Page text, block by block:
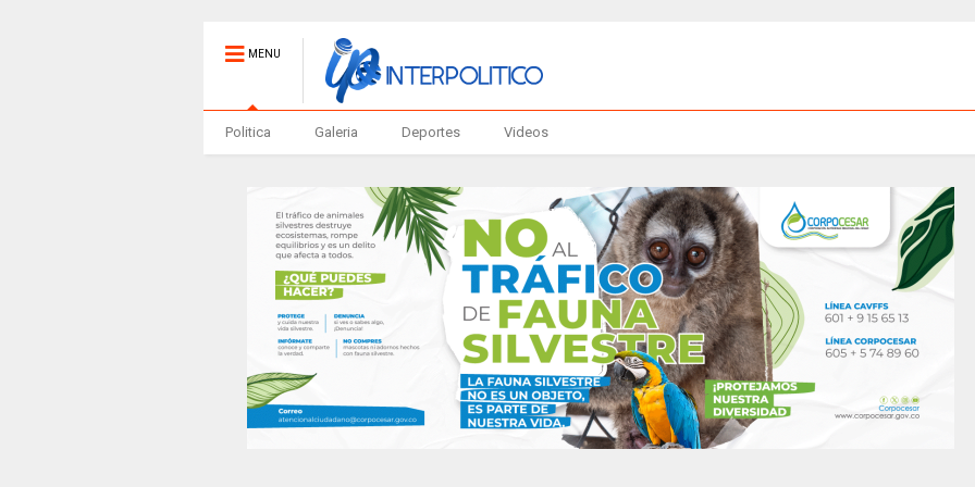
MENU
Politica Galeria Deportes Videos